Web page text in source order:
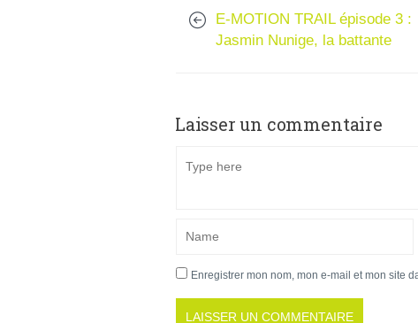
E-MOTION TRAIL épisode 3 :
Jasmin Nunige, la battante
Laisser un commentaire
Enregistrer mon nom, mon e-mail et mon site